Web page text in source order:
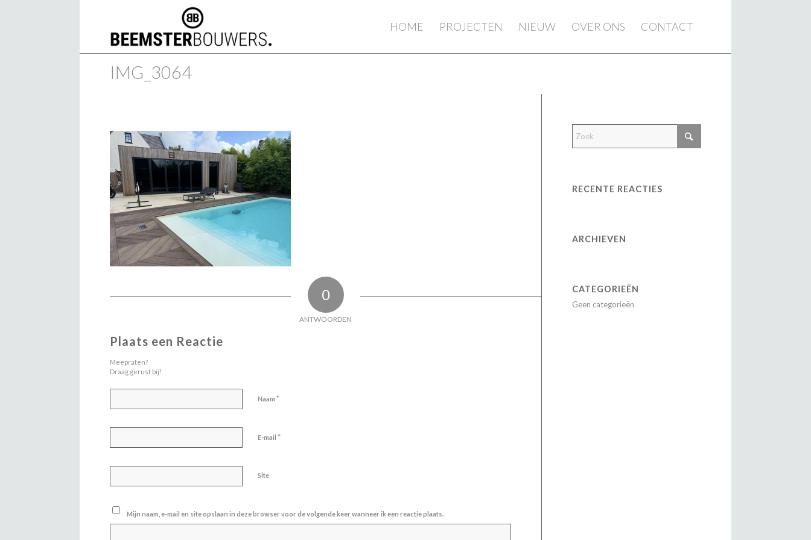
HOME PROJECTEN NIEUW OVER ONS CONTACT
IMG_3064
0
ANTWOORDEN
Plaats een Reactie
Meepraten?
Draag gerust bij!
Naam *
E-mail *
Site
Mijn naam, e-mail en site opslaan in deze browser voor de volgende keer wanneer ik een reactie plaats.
RECENTE REACTIES
ARCHIEVEN
CATEGORIEËN
Geen categorieën